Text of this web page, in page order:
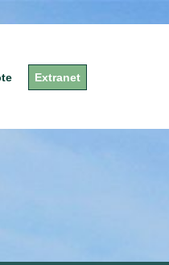
Extranet